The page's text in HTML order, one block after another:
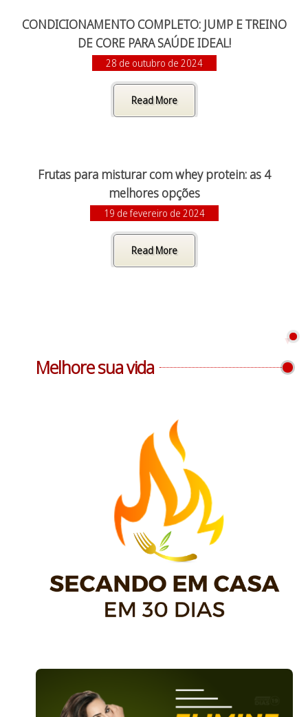
CONDICIONAMENTO COMPLETO: JUMP E TREINO
DE CORE PARA SAÚDE IDEAL!
28 de outubro de 2024
Read More
Frutas para misturar com whey protein: as 4
melhores opções
19 de fevereiro de 2024
Read More
Melhore sua vida